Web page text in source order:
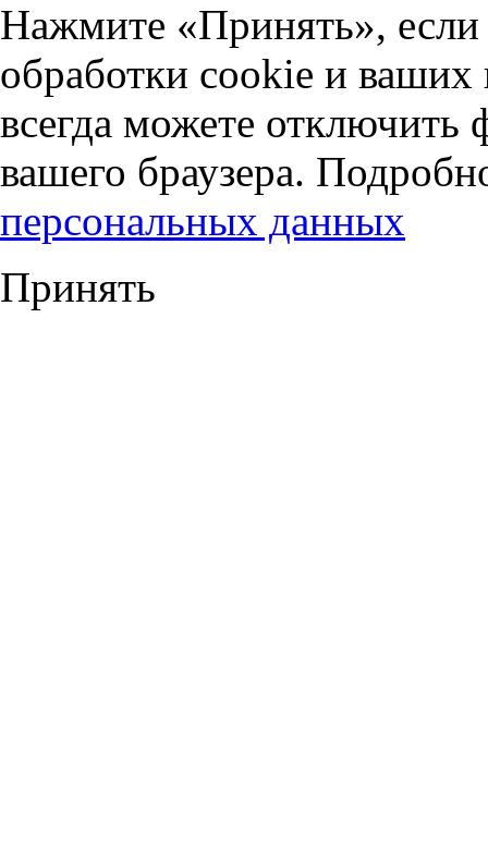
Нажмите «Принять», если
обработки cookie и
всегда можете отключить
вашего браузера.
персональных данных
Принять